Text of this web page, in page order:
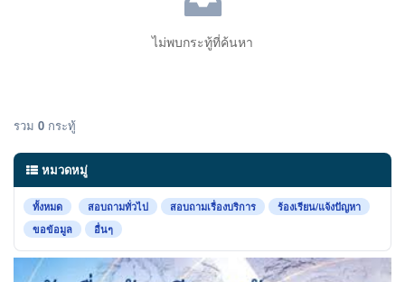
ไม่พบกระทู้ที่ค้นหา
รวม 0 กระทู้
หมวดหมู่
ทั้งหมด สอบถามทั่วไป สอบถามเรื่องบริการ
ร้องเรียน/แจ้งปัญหา
ขอข้อมูล
อื่นๆ